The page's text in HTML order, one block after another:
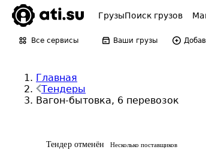
ГрузыПоиск грузов
Все сервисы Ваши грузы
Главная
Тендеры
Вагон-бытовка, 6 перевозок
Тендер отменён Несколько поставщиков